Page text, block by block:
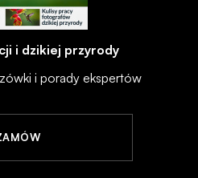
i dzikiej przyrody
i porady ekspertów